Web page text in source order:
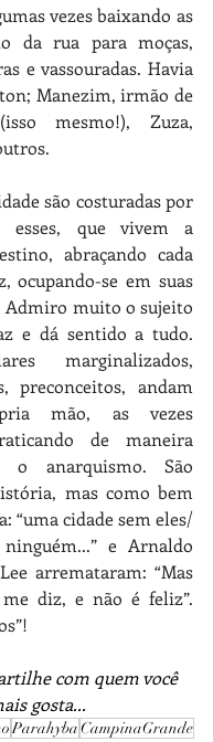
vezes baixando as
da rua para moças,
e vassouradas. Havia
Manezim, irmão de
mesmo!), Zuza,
são costuradas por
esses, que vivem a
abraçando cada
ocupando-se em suas
Admiro muito o sujeito
e dá sentido a tudo.
marginalizados,
preconceitos, andam
mão, as vezes
de maneira
o anarquismo. São
mas como bem
“uma cidade sem eles/
e Arnaldo
arremataram: “Mas
diz, e não é feliz”.
com quem você
gosta...
ParahybaCampinaGrande